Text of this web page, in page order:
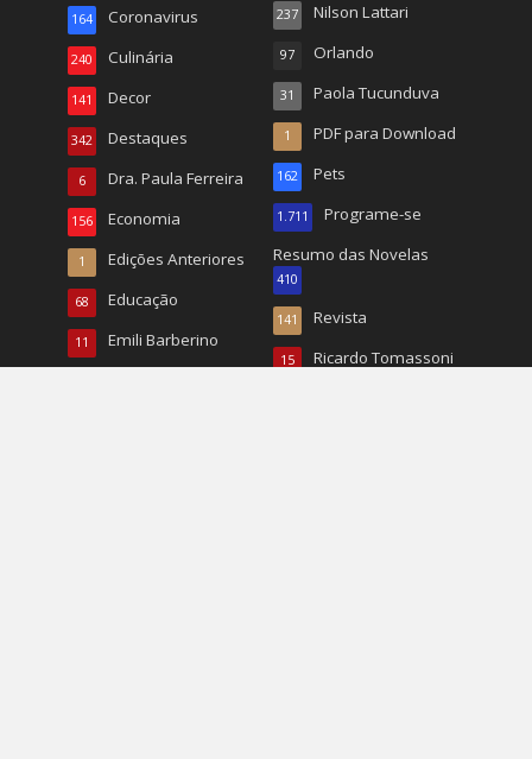
Coronavirus
164
Culinária
240
Decor
141
Destaques
342
Dra. Paula Ferreira
6
Economia
156
Edições Anteriores
1
Educação
68
Emili Barberino
11
Nilson Lattari
237
Orlando
97
Paola Tucunduva
31
PDF para Download
1
Pets
162
Programe-se
1.711
Resumo das Novelas
410
Revista
141
Ricardo Tomassoni
15